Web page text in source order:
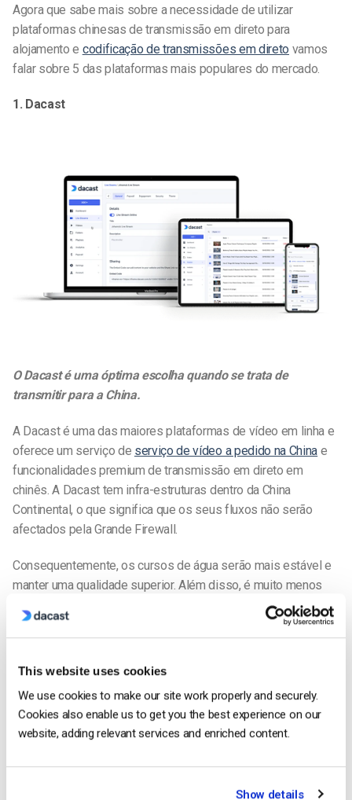
This website uses cookies
We use cookies to make our site work properly and securely.
Cookies also enable us to get you the best experience on our
website, adding relevant services and enriched content.
Show details
Agora que sabe mais sobre a necessidade de utilizar
plataformas chinesas de transmissão em direto para
alojamento e codificação de transmissões em direto vamos
falar sobre 5 das plataformas mais populares do mercado.
1. Dacast
O Dacast é umaóptimaescolha quando se trata de
transmitir para a China.
A Dacast é uma das maiores plataformas de vídeo em linha e
oferece um serviço de serviço de vídeo a pedido na China e
funcionalidades premium de transmissão em direto em
chinês. A Dacast tem infra-estruturas dentro da China
Continental, o que significa que os seus fluxos não serão
afectados pela Grande Firewall.
Consequentemente, os cursos de água serão mais estável e
manter uma qualidade superior. Além disso, é muito menos
a ser bloqueado pelas autoridades chinesas.
Alémdisso, a Dacast
também se encarregou de adquirir uma
Ao contrário de outras plataformas de streaming chinesas, os
preços da Dacast são transparentes e previsíveis . Paga 49
dólares por hora de conteúdo transmitido em direto para a
China. Não há taxas ocultas, nem add-ons, nem taxas de
A largura de banda é muito cara na China, pelo que a maior